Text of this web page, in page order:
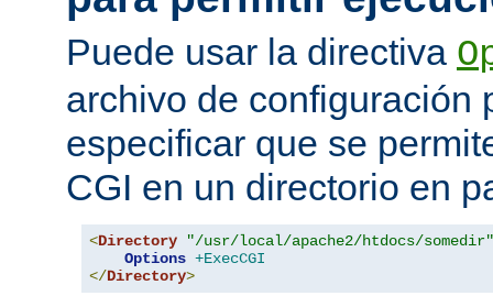
Puede usar la directiva
archivo de configuración
especificar que se
CGI en un directorio en
<Directory
"/usr/local/apache2/htdocs/somedir"
Options +ExecCGI
</Directory>